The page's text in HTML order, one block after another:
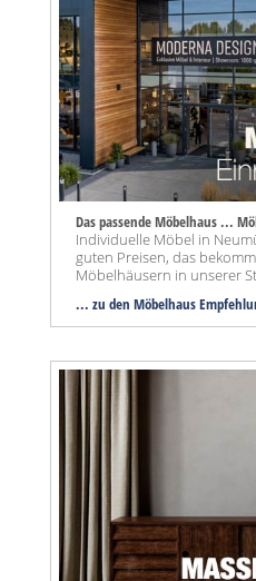
Das passende Möbelhaus ...
Individuelle Möbel in
guten Preisen, das
Möbelhäusern in unserer
... zu den Möbelhaus